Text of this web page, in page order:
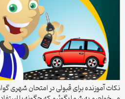
نکات آموزنده برای قبولی در امتحان شهری